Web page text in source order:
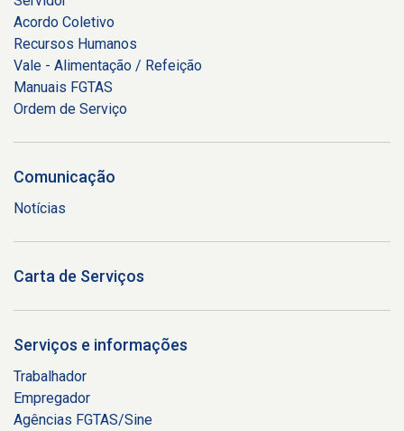
Acordo Coletivo
Recursos Humanos
Vale - Alimentação / Refeição
Manuais FGTAS
Ordem de Serviço
Comunicação
Notícias
Carta de Serviços
Serviços e informações
Trabalhador
Empregador
Agências FGTAS/Sine